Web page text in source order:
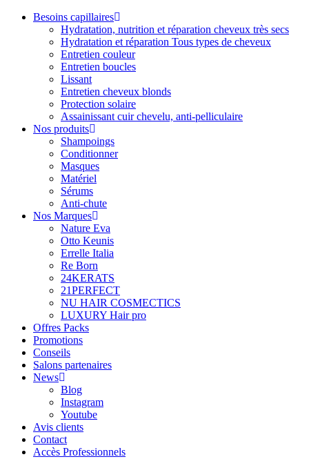
Besoins capillaires
Hydratation, nutrition et réparation cheveux très secs
Hydratation et réparation Tous types de cheveux
Entretien couleur
Entretien boucles
Lissant
Entretien cheveux blonds
Protection solaire
Assainissant cuir chevelu, anti-pelliculaire
Nos produits
Shampoings
Conditionner
Masques
Matériel
Sérums
Anti-chute
Nos Marques
Nature Eva
Otto Keunis
Errelle Italia
Re Born
24KERATS
21PERFECT
NU HAIR COSMECTICS
LUXURY Hair pro
Offres Packs
Promotions
Conseils
Salons partenaires
News
Blog
Instagram
Youtube
Avis clients
Contact
Accès Professionnels